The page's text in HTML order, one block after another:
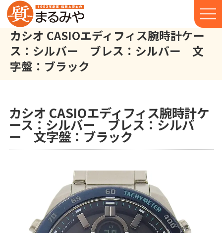
カシオ CASIOエディフィス腕時計ケー
ス：シルバー ブレス：シルバー 文
字盤：ブラック
カシオ CASIOエディフィス腕時計ケ
ース：シルバー ブレス：シルバ
ー 文字盤：ブラック